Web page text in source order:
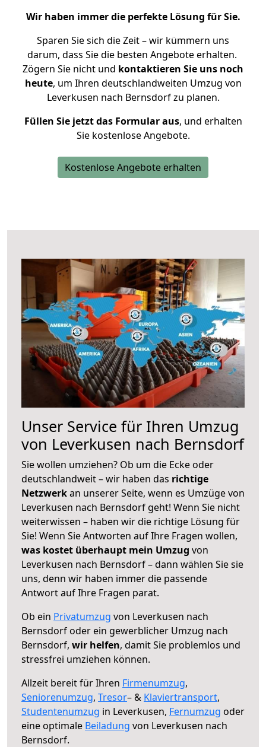
Wir haben immer die perfekte Lösung für Sie.
Sparen Sie sich die Zeit – wir kümmern uns
darum, dass Sie die besten Angebote erhalten.
Zögern Sie nicht und kontaktieren Sie uns noch
heute, um Ihren deutschlandweiten Umzug von
Leverkusen nach Bernsdorf zu planen.
Füllen Sie jetzt das Formular aus, und erhalten
Sie kostenlose Angebote.
Kostenlose Angebote erhalten
Unser Service für Ihren Umzug
von Leverkusen nach Bernsdorf
Sie wollen umziehen? Ob um die Ecke oder
deutschlandweit – wir haben das richtige
Netzwerkan unserer Seite, wenn es Umzüge von
Leverkusen nach Bernsdorf geht! Wenn Sie nicht
weiterwissen – haben wir die richtige Lösung für
Sie! Wenn Sie Antworten auf Ihre Fragen wollen,
was kostet überhaupt mein Umzug von
Leverkusen nach Bernsdorf – dann wählen Sie sie
uns, denn wir haben immer die passende
Antwort auf Ihre Fragen parat.
Ob ein Privatumzug von Leverkusen nach
Bernsdorf oder ein gewerblicher Umzug nach
Bernsdorf, wir helfen, damit Sie problemlos und
stressfrei umziehen können.
Allzeit bereit für Ihren Firmenumzug,
Seniorenumzug, Tresor– & Klaviertransport,
Studentenumzug in Leverkusen, Fernumzug oder
eine optimale Beiladung von Leverkusen nach
Bernsdorf.